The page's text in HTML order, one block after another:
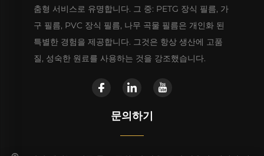
춤형 서비스로 유명합니다. 그 중: PETG 장식 필름, 가
구 필름, PVC 장식 필름, 나무 곡물 필름은 개인화 된
특별한 경험을 제공합니다. 그것은 항상 생산에 고품
질, 성숙한 원료를 사용하는 것을 강조했습니다.
문의하기